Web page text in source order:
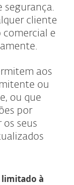
segurança.
cliente
comercial e
aos
ou
ou que
por
seus
limitado à